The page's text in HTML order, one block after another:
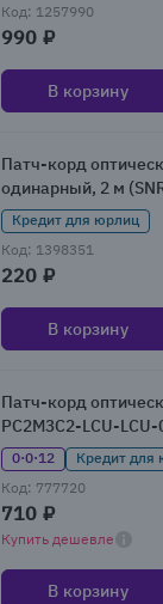
Код: 1257990
990 ₽
В корзину
Патч-корд
одинарный, 2 м
Кредит для юрлиц
Код: 1398351
220 ₽
В корзину
Патч-корд
PC2M3C2-LCU-
0·0·12
Кредит для
Код: 777720
710 ₽
Купить дешевле
В корзину